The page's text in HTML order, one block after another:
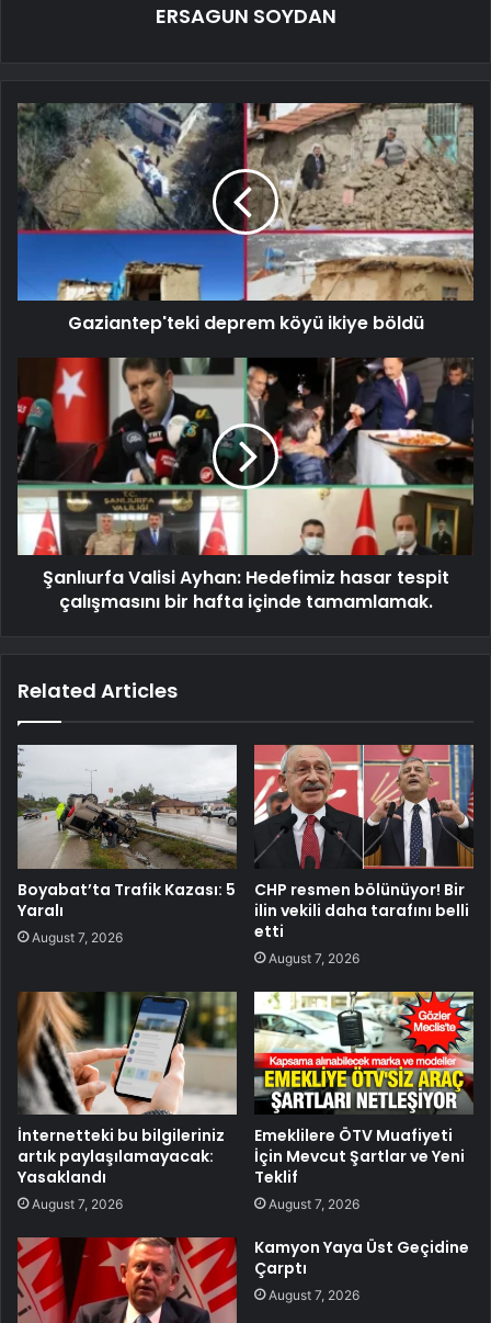
ERSAGUN SOYDAN
Gaziantep'teki deprem köyü ikiye böldü
Şanlıurfa Valisi Ayhan: Hedefimiz hasar tespit
çalışmasını bir hafta içinde tamamlamak.
Related Articles
Boyabat’ta Trafik Kazası: 5
Yaralı
August 7, 2026
CHP resmen bölünüyor! Bir
ilin vekili daha tarafını belli
etti
August 7, 2026
İnternetteki bu bilgileriniz
artık paylaşılamayacak:
Yasaklandı
August 7, 2026
Emeklilere ÖTV Muafiyeti
İçin Mevcut Şartlar ve Yeni
Teklif
August 7, 2026
Kamyon Yaya Üst Geçidine
Çarptı
August 7, 2026